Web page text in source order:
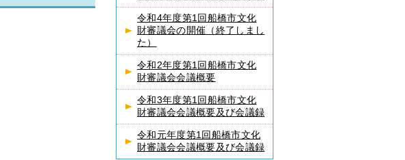
令和4年度第1回船橋市文化
財審議会の開催（終了しまし
た）
令和2年度第1回船橋市文化
財審議会会議概要
令和3年度第1回船橋市文化
財審議会会議概要及び会議録
令和元年度第1回船橋市文化
財審議会会議概要及び会議録